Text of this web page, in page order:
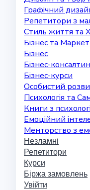
Графічний
Репетитори з
Стиль життя та
Бізнес та
Бізнес
Бізнес-
Бізнес-курси
Особистий
Психологія та
Книги з
Емоційний
Менторство з
Незламні
Репетитори
Курси
Біржа замовлень
Увійти